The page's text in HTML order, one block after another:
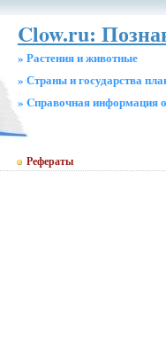
Clow.ru:
» Растения и животные
» Страны и государства
» Cправочная информация
Рефераты